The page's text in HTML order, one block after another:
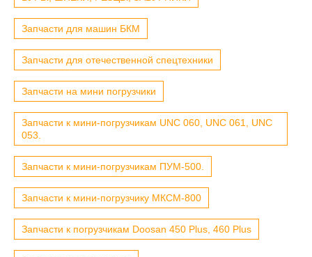
Запчасти для машин БКМ
Запчасти для отечественной спецтехники
Запчасти на мини погрузчики
Запчасти к мини-погрузчикам UNC 060, UNC 061, UNC
053.
Запчасти к мини-погрузчикам ПУМ-500.
Запчасти к мини-погрузчику МКСМ-800
Запчасти к погрузчикам Doosan 450 Plus, 460 Plus